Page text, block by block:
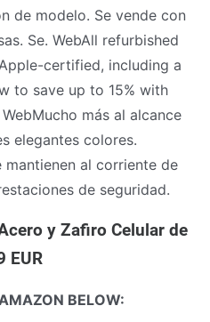
de modelo. Se vende con
Se. WebAll refurbished
certified, including a
to save up to 15% with
más al alcance
elegantes colores.
mantienen al corriente de
de seguridad.
y Zafiro Celular de
EUR
BELOW: